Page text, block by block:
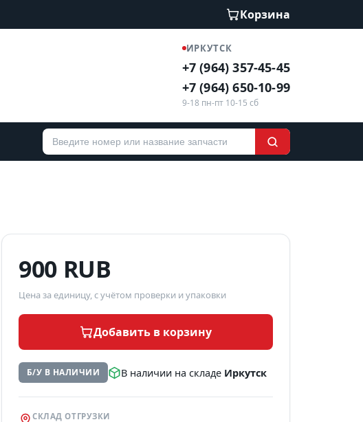
Корзина
ИРКУТСК
+7 (964) 357-45-45
+7 (964) 650-10-99
9-18 пн-пт 10-15 сб
900 RUB
Цена за единицу, с учётом проверки и упаковки
Добавить в корзину
Б/У В НАЛИЧИИ В наличии на складе Иркутск
СКЛАД ОТГРУЗКИ